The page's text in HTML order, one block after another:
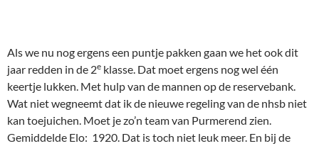
Als we nu nog ergens een puntje pakken gaan we het ook dit
jaar redden in de 2e klasse. Dat moet ergens nog wel één
keertje lukken. Met hulp van de mannen op de reservebank.
Wat niet wegneemt dat ik de nieuwe regeling van de nhsb niet
kan toejuichen. Moet je zo’n team van Purmerend zien.
Gemiddelde Elo: 1920. Dat is toch niet leuk meer. En bij de